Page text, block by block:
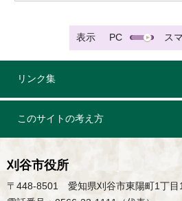
表示 PC ス
リンク集
このサイトの考え方
刈谷市役所
〒448-8501 愛知県刈谷市東陽町1丁目